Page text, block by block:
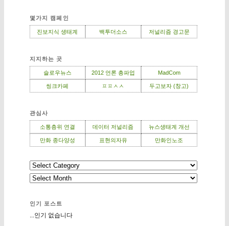
몇가지 캠페인
진보지식 생태계 백투더소스 저널리즘 경고문
지지하는 곳
슬로우뉴스 2012 언론 총파업 MadCom
씽크카페 ㅍㅍㅅㅅ 두고보자 (창고)
관심사
소통층위 연결 데이터 저널리즘 뉴스생태계 개선
만화 종다양성 표현의자유 만화인노조
인기 포스트
...인기 없습니다